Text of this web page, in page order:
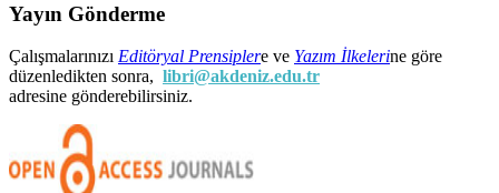
Yayın Gönderme
Çalışmalarınızı Editöryal Prensiplere ve Yazım İlkelerine göre
düzenledikten sonra, libri@akdeniz.edu.tr
adresine gönderebilirsiniz.